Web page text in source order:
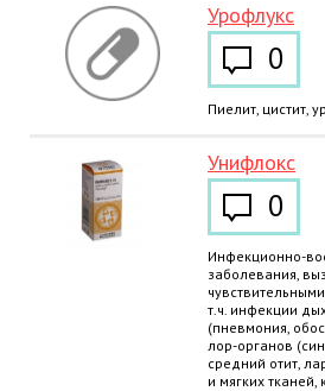
Урофлукс
0
Пиелит, цистит,
Унифлокс
0
Инфекционно-
заболевания,
т.ч. инфекции
(пневмония,
лор-органов
средний отит,
и мягких тканей,